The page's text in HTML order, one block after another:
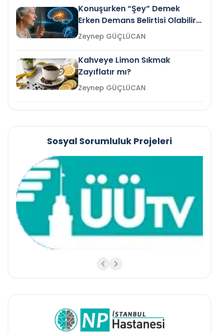
Konuşurken “Şey” Demek
Erken Demans Belirtisi Olabilir
mi?
Zeynep GÜÇLÜCAN
Kahveye Limon Sıkmak
Zayıflatır mı?
Zeynep GÜÇLÜCAN
Sosyal Sorumluluk Projeleri